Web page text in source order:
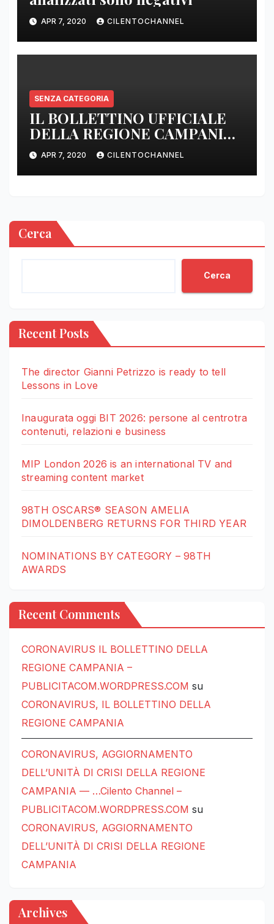
APR 7, 2020 CILENTOCHANNEL
SENZA CATEGORIA
IL BOLLETTINO UFFICIALE
DELLA REGIONE CAMPANIA
DELLE ORE 22.00
APR 7, 2020 CILENTOCHANNEL
Cerca
Cerca
Recent Posts
The director Gianni Petrizzo is ready to tell
Lessons in Love
Inaugurata oggi BIT 2026: persone al centrotra
contenuti, relazioni e business
MIP London 2026 is an international TV and
streaming content market
98TH OSCARS® SEASON AMELIA
DIMOLDENBERG RETURNS FOR THIRD YEAR
NOMINATIONS BY CATEGORY – 98TH
AWARDS
Recent Comments
CORONAVIRUS IL BOLLETTINO DELLA
REGIONE CAMPANIA –
PUBLICITACOM.WORDPRESS.COM su
CORONAVIRUS, IL BOLLETTINO DELLA
REGIONE CAMPANIA
CORONAVIRUS, AGGIORNAMENTO
DELL’UNITÀ DI CRISI DELLA REGIONE
CAMPANIA — …Cilento Channel –
PUBLICITACOM.WORDPRESS.COM su
CORONAVIRUS, AGGIORNAMENTO
DELL’UNITÀ DI CRISI DELLA REGIONE
CAMPANIA
Archives